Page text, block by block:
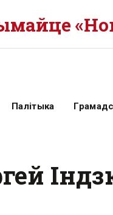
Палітыка